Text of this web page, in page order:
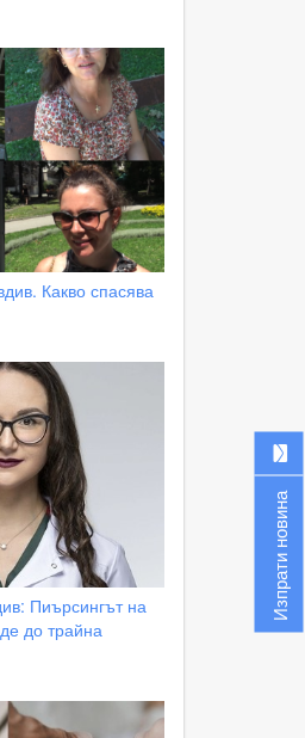
Какво спасява
Пиърсингът на
до трайна
Изпрати новина